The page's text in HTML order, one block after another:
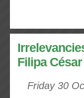
Filipa César
Friday 30